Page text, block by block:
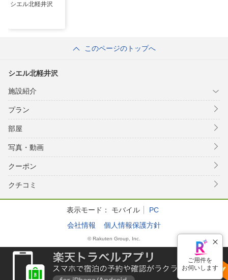
シエル北軽井沢
このページのトップへ
シエル北軽井沢
施設紹介
プラン
部屋
写真・動画
クーポン
クチコミ
表示モード： モバイル
PC
会社情報
個人情報保護方針
© Rakuten Group, Inc.
ご用件を
お伺いします